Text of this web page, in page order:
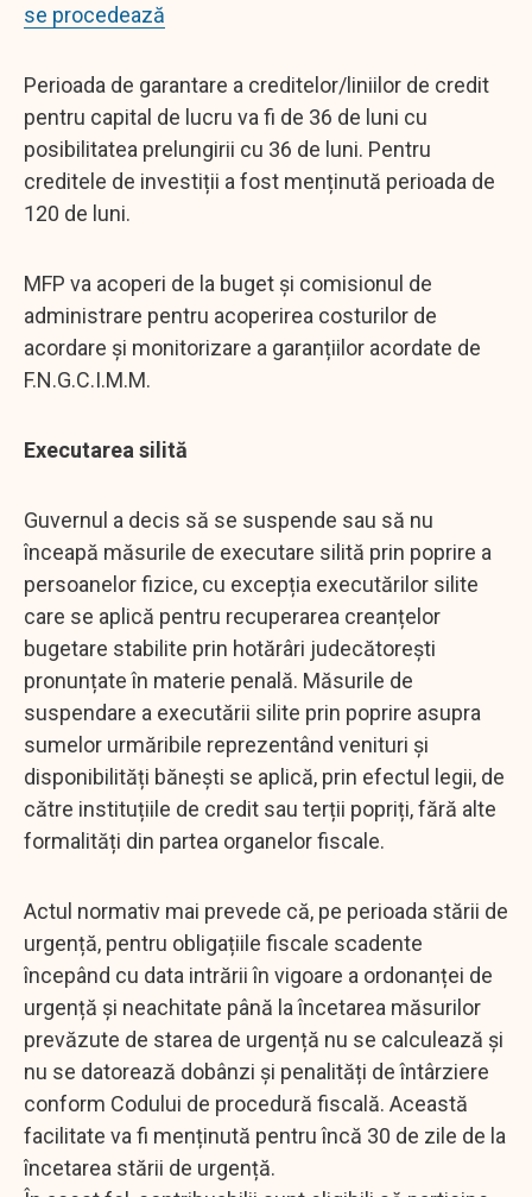
se procedează
Perioada de garantare a creditelor/liniilor de credit
pentru capital de lucru va fi de 36 de luni cu
posibilitatea prelungirii cu 36 de luni. Pentru
creditele de investiții a fost menținută perioada de
120 de luni.
MFP va acoperi de la buget și comisionul de
administrare pentru acoperirea costurilor de
acordare și monitorizare a garanțiilor acordate de
F.N.G.C.I.M.M.
Executarea silită
Guvernul a decis să se suspende sau să nu
înceapă măsurile de executare silită prin poprire a
persoanelor fizice, cu excepția executărilor silite
care se aplică pentru recuperarea creanțelor
bugetare stabilite prin hotărâri judecătorești
pronunțate în materie penală. Măsurile de
suspendare a executării silite prin poprire asupra
sumelor urmăribile reprezentând venituri și
disponibilități bănești se aplică, prin efectul legii, de
către instituțiile de credit sau terții popriți, fără alte
formalități din partea organelor fiscale.
Actul normativ mai prevede că, pe perioada stării de
urgență, pentru obligațiile fiscale scadente
începând cu data intrării în vigoare a ordonanței de
urgență și neachitate până la încetarea măsurilor
prevăzute de starea de urgență nu se calculează și
nu se datorează dobânzi și penalități de întârziere
conform Codului de procedură fiscală. Această
facilitate va fi menținută pentru încă 30 de zile de la
încetarea stării de urgență.